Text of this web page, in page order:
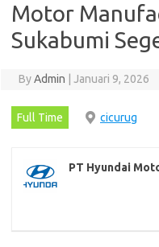
Motor
Sukabumi
ByAdmin Januari 9, 2026
Full Time cicurug
PT Hyundai